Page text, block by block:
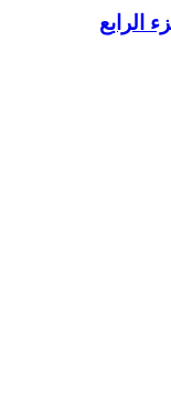
الرابع